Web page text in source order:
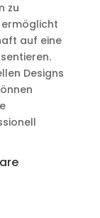
zu
auf eine
Designs